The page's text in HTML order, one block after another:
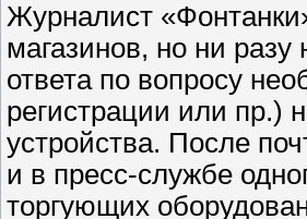
Журналист
магазинов, но ни разу
ответа по вопросу
регистрации или пр.)
устройства. После
и в пресс-службе
торгующих